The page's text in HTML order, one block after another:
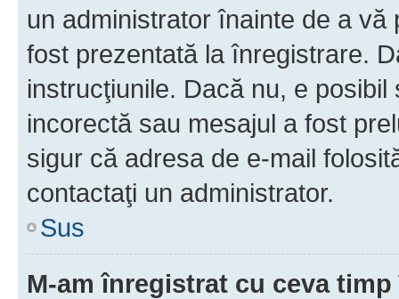
un administrator înainte de a
fost prezentată la înregistrare.
instrucţiunile. Dacă nu, e
incorectă sau mesajul a fost
sigur că adresa de e-mail
contactaţi un administrator.
Sus
M-am înregistrat cu ceva